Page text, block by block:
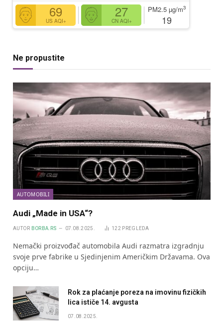
69
US AQI+
27
CN AQI+
PM2.5 µg/m3
19
Ne propustite
AUTOMOBILI
Audi „Made in USA“?
AUTOR BORBA.RS 07.08.2025. 122 PREGLEDA
Nemački proizvođač automobila Audi razmatra izgradnju
svoje prve fabrike u Sjedinjenim Američkim Državama. Ova
opciju…
Rok za plaćanje poreza na imovinu fizičkih
lica ističe 14. avgusta
07.08.2025.